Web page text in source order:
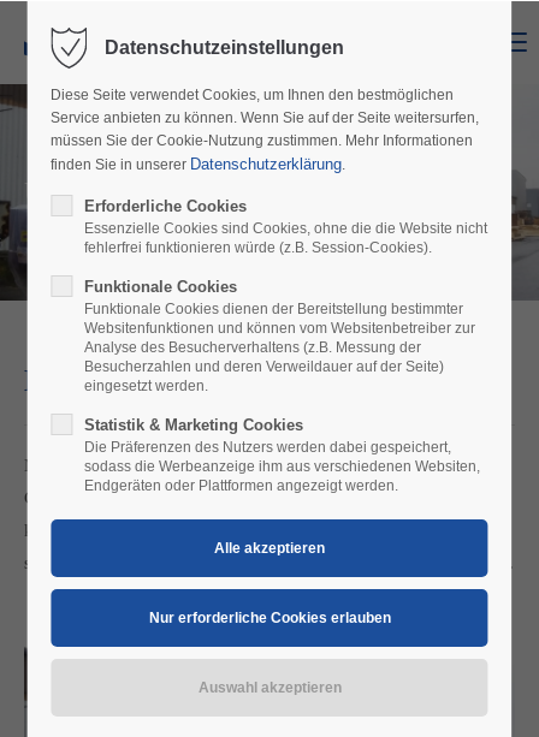
Unsere Leistungen
LKW Transporte
Mit unserem eigenen Fuhrpark transportieren wir für Sie alle
Containergrößen. Ob 20` - 40`- 45` oder Highcube Container –
kein Problem. Wir bedienen nicht nur den Hamburger Raum,
sondern sind für unsere Kunden auch im Fernverkehr unterwegs.
Datenschutzeinstellungen
Diese Seite verwendet Cookies, um Ihnen den bestmöglichen
Service anbieten zu können. Wenn Sie auf der Seite weitersurfen,
müssen Sie der Cookie-Nutzung zustimmen. Mehr Informationen
finden Sie in unserer Datenschutzerklärung.
Erforderliche Cookies
Essenzielle Cookies sind Cookies, ohne die die Website nicht
fehlerfrei funktionieren würde (z.B. Session-Cookies).
Funktionale Cookies
Funktionale Cookies dienen der Bereitstellung bestimmter
Websitenfunktionen und können vom Websitenbetreiber zur
Analyse des Besucherverhaltens (z.B. Messung der
Besucherzahlen und deren Verweildauer auf der Seite)
eingesetzt werden.
Statistik & Marketing Cookies
Die Präferenzen des Nutzers werden dabei gespeichert,
sodass die Werbeanzeige ihm aus verschiedenen Websiten,
Endgeräten oder Plattformen angezeigt werden.